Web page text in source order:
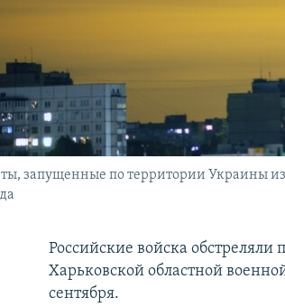
запущенные по территории Украины из
Российские войска обстреляли
Харьковской областной
сентября.